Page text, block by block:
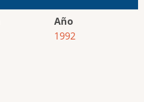
Año
1992